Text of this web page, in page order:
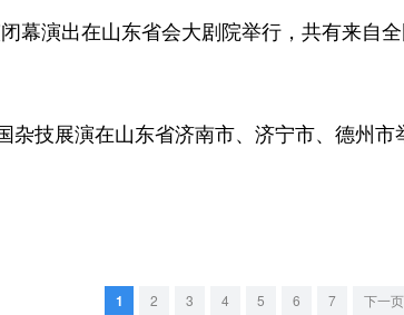
演出在山东省会大剧院举行，共有来自
技展演在山东省济南市、济宁市、德州市
1 2 3 4 5 6 7 下一页